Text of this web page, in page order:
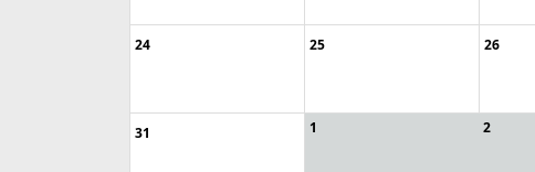
24 25 26
31 1 2